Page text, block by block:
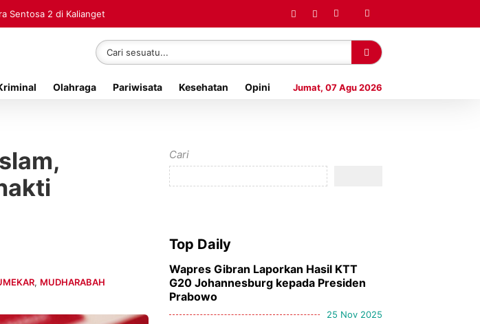
Sentosa 2 di Kalianget
Olahraga Pariwisata Kesehatan Opini Jumat, 07 Agu 2026
, MUDHARABAH
Cari
Top Daily
Wapres Gibran Laporkan Hasil KTT
G20 Johannesburg kepada Presiden
Prabowo
25 Nov 2025